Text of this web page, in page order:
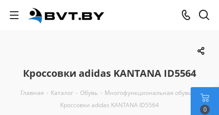
Кроссовки adidas KANTANA ID5564
Главная - Каталог - Обувь - Многофункциональная обувь
Кроссовки adidas KANTANA ID5564
0